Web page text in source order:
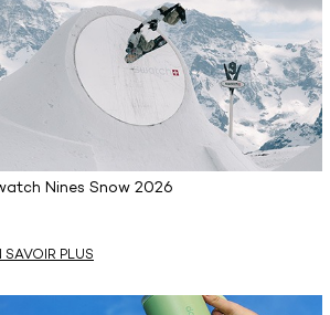
Nines Snow 2026
SAVOIR PLUS